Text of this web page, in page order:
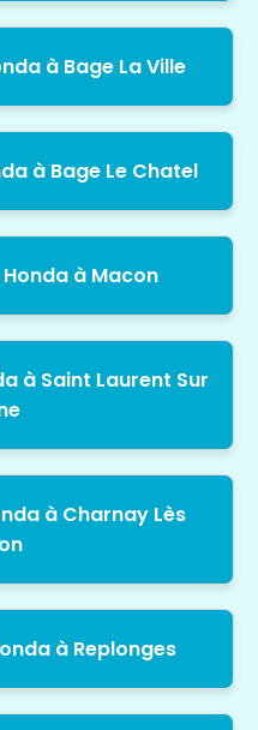
à Bage La Ville
à Bage Le Chatel
à Macon
à Saint Laurent Sur
à Charnay Lès
à Replonges